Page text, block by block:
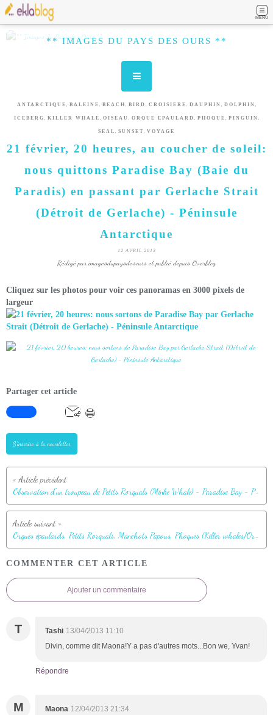
MENU
** IMAGES DU PAYS DES OURS **
ANTARCTIQUE , BALEINE , BEACH , BIRD , CROISIERE , DAUPHIN , DOLPHIN ,
ICEBERG , KILLER WHALE , OISEAU , ORQUE EPAULARD , PHOQUE , PINGUIN ,
SEAL , SUNSET, VOYAGE
21 février, 20 heures, au coucher de soleil:
nous quittons Paradise Bay (Baie du
Paradis) en passant par Gerlache Strait
(Détroit de Gerlache) - Péninsule
Antarctique
12 AVRIL 2013
Rédigé par imagesdupaysdesours et publié depuis Overblog
Cliquez sur les photos pour voir ces panoramas en 3000 pixels de
largeur
Partager cet article
S'inscrire à la newsletter
Observation d'un troupeau de Petits Rorquals (Minke Whale) - Paradise Bay - Péninsule Antarctique
Orques épaulards, Petits Rorquals, Manchots Papous, Phoques (Killer whales/Orcas, Minke whales, Gentoo penguins, Seals) - Neko Harbour - Paradise Bay - Péninsule Antarctique
COMMENTER CET ARTICLE
Ajouter un commentaire
T Tashi 13/04/2013 11:10
Divin, comme dit Maona!Y a pas d'autres mots...Bon we, Yvan!
Répondre
M Maona 12/04/2013 21:34